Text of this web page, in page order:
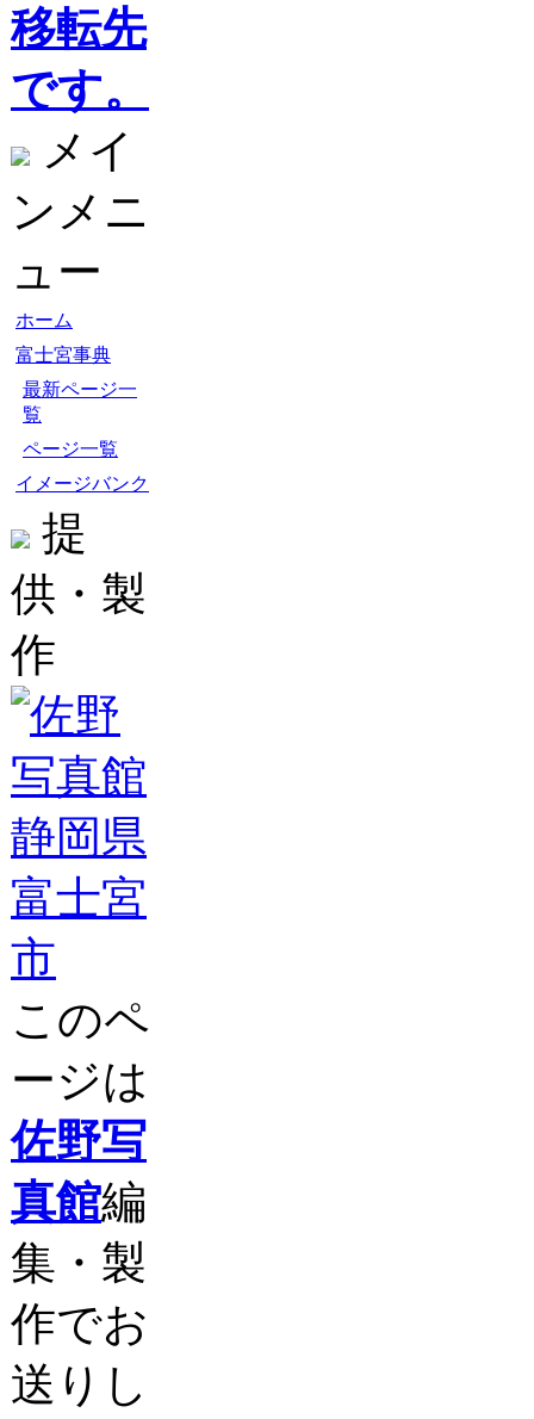
移転先
です。
メイ
ンメニ
ュー
ホーム
富士宮事典
最新ページ一
覧
ページ一覧
イメージバンク
提
供・製
作
このペ
ージは
佐野写
真館編
集・製
作でお
送りし